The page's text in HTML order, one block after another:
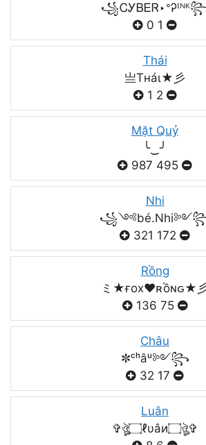
0 1
Thái
亗Tнáι★彡
1 2
Mặt Quỷ
╰‿╯
987 495
Nhi
321 172
Rồng
ミ★ғox♥️ʀồɴԍ★
136 75
Châu
✼ᶜʰâᵘ༻꧂
32 17
Luân
✞ঔৣ۝ℓυâи۝ঔৣ✞